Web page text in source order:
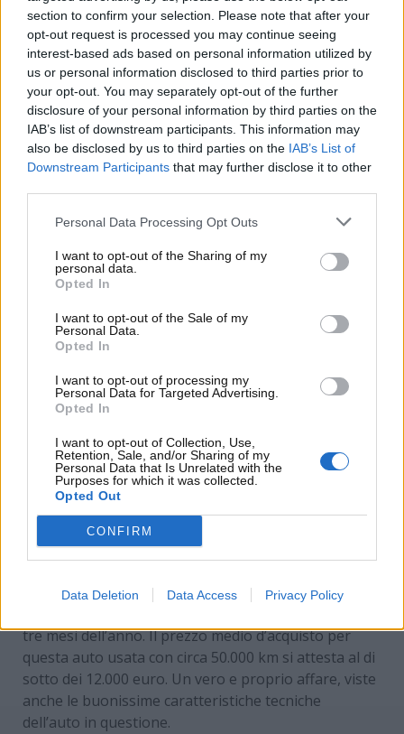
section to confirm your selection. Please note that after your
opt-out request is processed you may continue seeing
interest-based ads based on personal information utilized by
us or personal information disclosed to third parties prior to
your opt-out. You may separately opt-out of the further
disclosure of your personal information by third parties on the
IAB’s list of downstream participants. This information may
also be disclosed by us to third parties on the IAB’s List of
Downstream Participants that may further disclose it to other
Personal Data Processing Opt Outs
I want to opt-out of the Sharing of my
personal data.
Opted In
I want to opt-out of the Sale of my
Personal Data.
Opted In
I want to opt-out of processing my
Personal Data for Targeted Advertising.
Opted In
I want to opt-out of Collection, Use,
Retention, Sale, and/or Sharing of my
Personal Data that Is Unrelated with the
Purposes for which it was collected.
Opted Out
CONFIRM
Data Deletion Data Access Privacy Policy
Le migliori auto usate a GPL:
consumi e prezzi molto bassi
Durante i primi tre mesi del 2025 l’ACI ha già
registrato oltre 2.000 passaggi di proprietà per la
Fiat 500nella variante con doppia alimentazione a
benzina e a GPL. Il prezzo medio di vendita per auto
Le migliori auto usate a Gpl da acquistare: ecco tutti
i dettagli in merito – www.motorinews24.com
alimentazione a benzina e GPL, l’ACI ha registrato
tre mesi dell’anno. Il prezzo medio d’acquisto per
questa auto usata con circa 50.000 km si attesta al di
sotto dei 12.000 euro. Un vero e proprio affare, viste
anche le buonissime caratteristiche tecniche
dell’auto in questione.